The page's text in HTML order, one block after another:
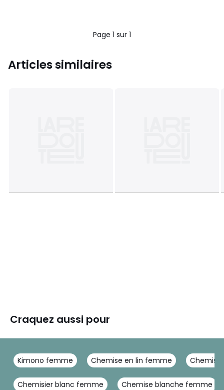
Page 1 sur 1
Articles similaires
Craquez aussi pour
Kimono femme Chemise en lin femme
Chemisier blanc femme Chemise blanche femme